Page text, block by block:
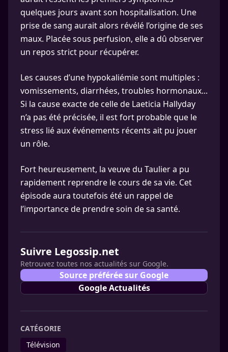
quelques jours avant son hospitalisation. Une
prise de sang aurait alors révélé l’origine de ses
maux. Placée sous perfusion, elle a dû observer
un repos strict pour récupérer.
Les causes d’une hypokaliémie sont multiples :
vomissements, diarrhées, troubles hormonaux...
Si la cause exacte de celle de Laeticia Hallyday
n’a pas été précisée, il est fort probable que le
stress lié aux événements récents ait pu jouer
un rôle.
Fort heureusement, la veuve du Taulier a pu
rapidement reprendre le cours de sa vie. Cet
épisode aura toutefois été un rappel de
l’importance de prendre soin de sa santé.
Suivre Legossip.net
Retrouvez toutes nos actualités sur Google.
Source préférée sur Google
Google Actualités
CATÉGORIE
Télévision